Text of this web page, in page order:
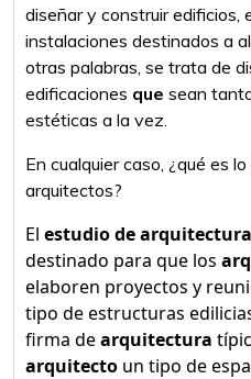
diseñar y construir edificios,
instalaciones destinados a
otras palabras, se trata de
edificaciones que sean
estéticas a la vez.
En cualquier caso, ¿qué es
arquitectos?
El estudio de arquitectura
destinado para que los
elaboren proyectos y
tipo de estructuras
firma dearquitectura
arquitecto un tipo de